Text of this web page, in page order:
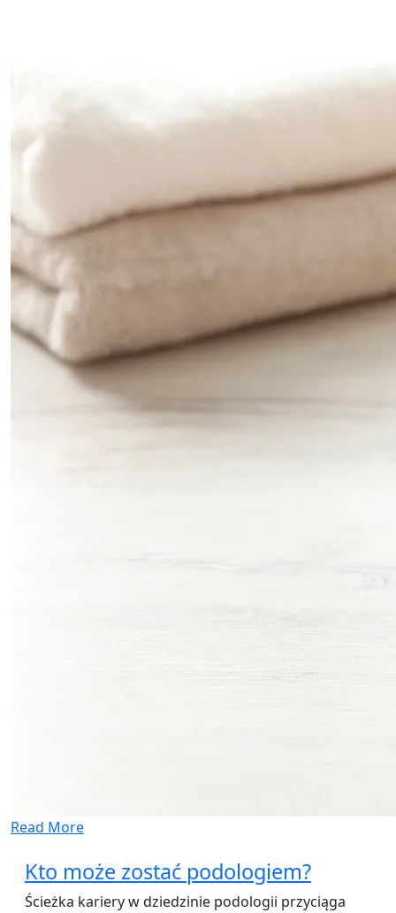
Read More
Kto może zostać podologiem?
Ścieżka kariery w dziedzinie podologii przyciąga